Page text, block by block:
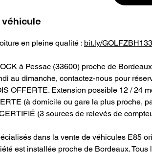
véhicule
en pleine qualité : bit.ly/GOLFZBH133
à Pessac (33600) proche de
au dimanche, contactez-nous pour
OFFERTE. Extension possible 12 / 24
(à domicile ou gare la plus proche,
(3 sources de relevés de
dans la vente de véhicules E85
est installée proche de Bordeaux.